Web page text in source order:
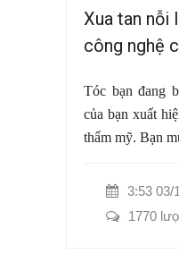
Xua tan nỗi
công nghệ
Tóc bạn đang
của bạn xuất
thẩm mỹ. Bạn
3:53 03/
1770